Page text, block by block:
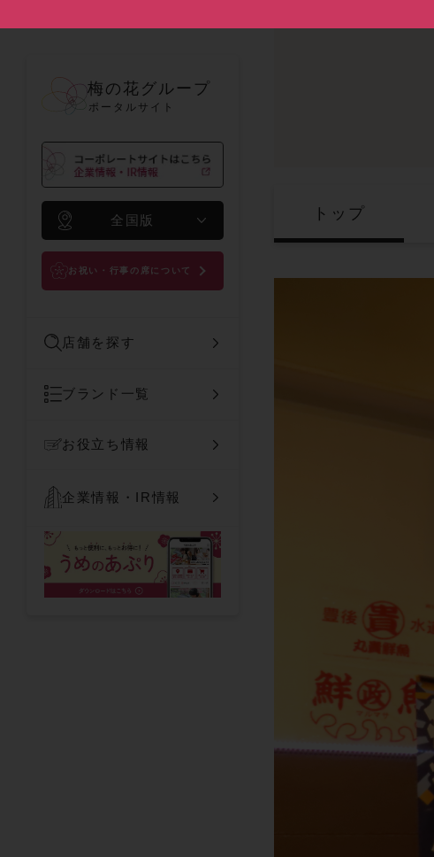
梅の花グループ
ポータルサイト
全国版
お祝い・行事の席について
店舗を探す
ブランド一覧
お役立ち情報
企業情報・IR情報
トップ